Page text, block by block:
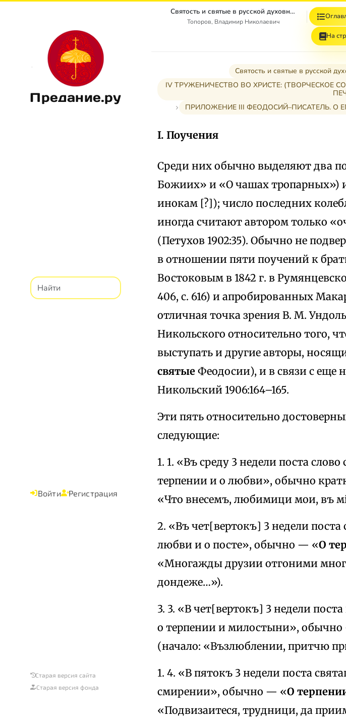
Предание.ру
Войти Регистрация
Старая версия сайта
Старая версия фонда
Святость и святые в русской духовной культуре. Том 1.
Топоров, Владимир Николаевич
На
Святость и святые в русской
IV ТРУЖЕНИЧЕСТВО ВО ХРИСТЕ: (ТВОРЧЕСКОЕ
ПРИЛОЖЕНИЕ III ФЕОДОСИЙ–ПИСАТЕЛЬ. О
I. Поучения
Среди них обычно выделяют два
Божиих» и «О чашах тропарных»)
инокам [?]); число последних
иногда считают автором только
(Петухов 1902:35). Обычно не
в отношении пяти поучений к
Востоковым в 1842 г. в
406, с. 616) и апробированных
отличная точка зрения В. М.
Никольского относительно того,
выступать и другие авторы,
святые Феодосии), и в связи с еще
Никольский 1906:164–165.
Эти пять относительно
следующие:
1. 1. «Въ среду 3 недели поста
терпении и о любви», обычно
«Что внесемъ, любимици мои, въ
2. «Въ чет[вертокъ] 3 недели поста
любви и о посте», обычно — «О
«Многажды друзии отгоними
дондеже…»).
3. 3. «В чет[вертокъ] 3 недели
о терпении и милостыни»,
(начало: «Възлюблении, притчю
1. 4. «В пятокъ 3 недели поста
смирении», обычно — «О
«Подвизаитеся, трудници, да